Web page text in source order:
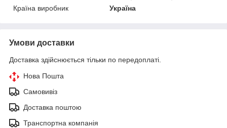
Країна виробник
Україна
Умови доставки
Доставка здійснюється тільки по передоплаті.
Нова Пошта
Самовивіз
Доставка поштою
Транспортна компанія